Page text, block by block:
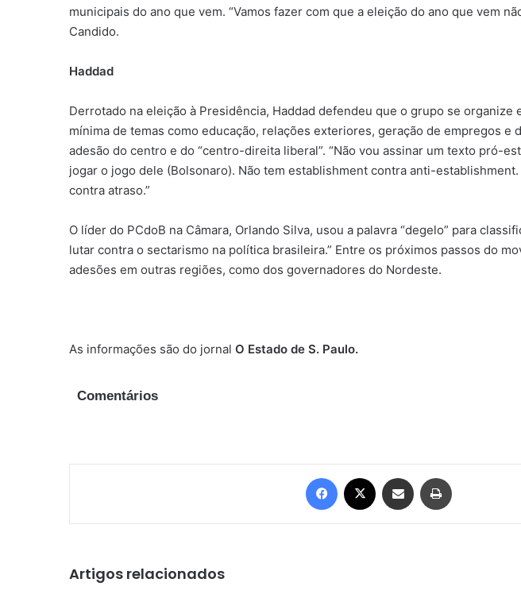
municipais do ano que vem. “Vamos fazer com que a eleição do ano que vem
Candido.
Haddad
Derrotado na eleição à Presidência, Haddad defendeu que o grupo se organize
mínima de temas como educação, relações exteriores, geração de empregos e
adesão do centro e do “centro-direita liberal”. “Não vou assinar um texto pró-
jogar o jogo dele (Bolsonaro). Não tem establishment contra anti-
contra atraso.”
O líder do PCdoB na Câmara, Orlando Silva, usou a palavra “degelo” para
lutar contra o sectarismo na política brasileira.” Entre os próximos passos do
adesões em outras regiões, como dos governadores do Nordeste.
As informações são do jornal O Estado de S. Paulo.
Comentários
Facebook Compartilhar via e-mail
Artigos relacionados